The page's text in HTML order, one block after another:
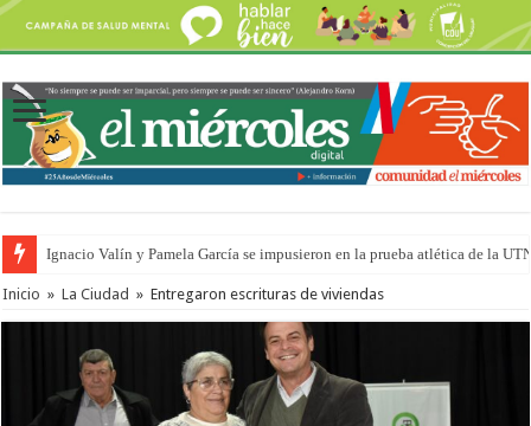
Ignacio Valín y Pamela García se impusieron en la prueba atlética de la
Inicio » La Ciudad » Entregaron escrituras de viviendas